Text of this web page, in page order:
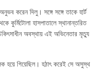
করেন দিলু। সঙ্গে সঙ্গে তাকে হার্ট
কুর্মিটোলা হাসপাতালে স্থানান্তরিত
অবস্থায় এই অভিনেতার মৃত্যু
হয়ে গিয়েছিল। হঠাৎ করেই সে অসুস্থ